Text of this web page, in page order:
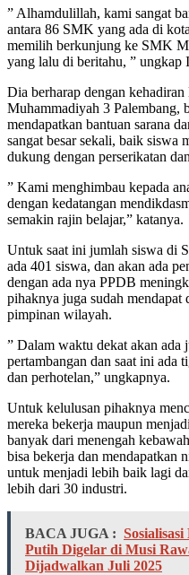
” Alhamdulillah, kami sangat
antara 86 SMK yang ada di
memilih berkunjung ke SMK
yang lalu di beritahu, ” ungkap
Dia berharap dengan
Muhammadiyah 3 Palembang,
mendapatkan bantuan sarana
sangat besar sekali, baik siswa
dukung dengan perserikatan
” Kami menghimbau kepada
dengan kedatangan
semakin rajin belajar,” katanya.
Untuk saat ini jumlah siswa di
ada 401 siswa, dan akan ada
dengan ada nya PPDB
pihaknya juga sudah
pimpinan wilayah.
” Dalam waktu dekat akan ada
pertambangan dan saat ini ada
dan perhotelan,” ungkapnya.
Untuk kelulusan pihaknya
mereka bekerja maupun
banyak dari menengah
bisa bekerja dan mendapatkan
untuk menjadi lebih baik lagi
lebih dari 30 industri.
BACA JUGA :
Putih Digelar di Musi
Dijadwalkan Juli 2025